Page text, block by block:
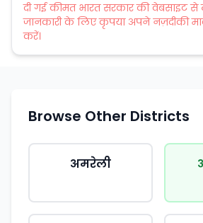
दी गई कीमत भारत सरकार की वेबसाइट से
जानकारी के लिए कृपया अपने नज़दीकी
करें।
Browse Other Districts
अमरेली